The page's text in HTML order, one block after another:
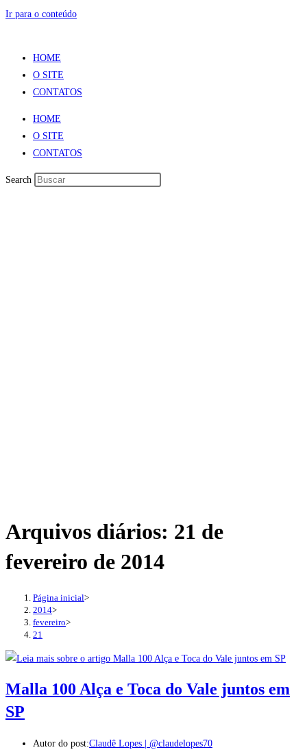
Ir para o conteúdo
HOME
O SITE
CONTATOS
HOME
O SITE
CONTATOS
Search
Arquivos diários: 21 de
fevereiro de 2014
Página inicial>
2014>
fevereiro>
21
Malla 100 Alça e Toca do Vale juntos em
SP
Autor do post:Claudê Lopes | @claudelopes70